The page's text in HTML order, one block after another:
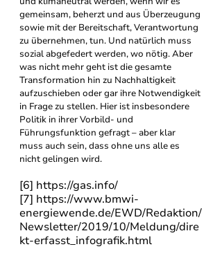
gemeinsam, beherzt und aus Überzeugung
sowie mit der Bereitschaft, Verantwortung
zu übernehmen, tun. Und natürlich muss
sozial abgefedert werden, wo nötig. Aber
was nicht mehr geht ist die gesamte
Transformation hin zu Nachhaltigkeit
aufzuschieben oder gar ihre Notwendigkeit
in Frage zu stellen. Hier ist insbesondere
Politik in ihrer Vorbild- und
Führungsfunktion gefragt – aber klar
muss auch sein, dass ohne uns alle es
nicht gelingen wird.
[6] https://gas.info/
[7] https://www.bmwi-
energiewende.de/EWD/Redaktion/
Newsletter/2019/10/Meldung/dire
kt-erfasst_infografik.html